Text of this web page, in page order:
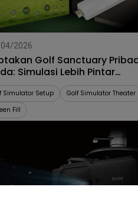
2026
Golf Sanctuary
Simulasi Lebih Pintar
Dongle HDMI Wireless
QP30
Simulator Setup
Golf Simulator Theater
Fill